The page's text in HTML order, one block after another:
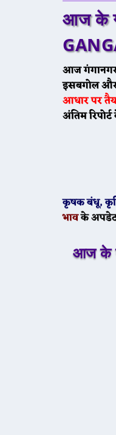
आज के
आज गंगानगर
इसबगोल और
आधार पर
अंतिम
कृषक बंधू,
भावके
आज के